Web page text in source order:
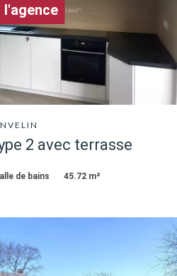
l'agence
2 avec terrasse
de bains 45.72 m²